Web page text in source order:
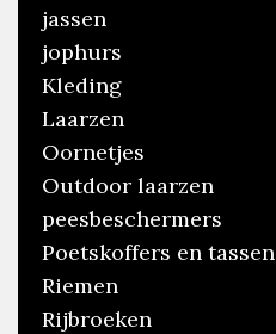
jassen
jophurs
Kleding
Laarzen
Oornetjes
Outdoor laarzen
peesbeschermers
Poetskoffers en tassen
Riemen
Rijbroeken